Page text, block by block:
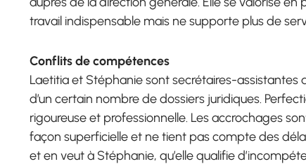
travail indispensable mais ne supporte plus de
Conflits de compétences
Laetitia et Stéphanie sont secrétaires-assistantes
d’un certain nombre de dossiers juridiques.
rigoureuse et professionnelle. Les accrochages
façon superficielle et ne tient pas compte des
et en veut à Stéphanie, qu’elle qualifie